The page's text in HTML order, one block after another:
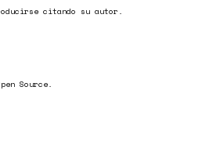
citando su autor.
Source.